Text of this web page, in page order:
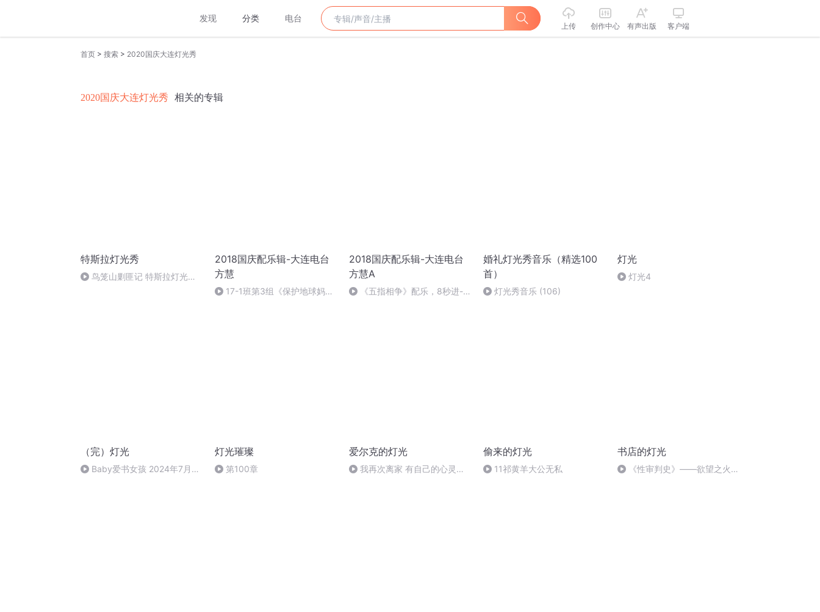
发现 分类 电台
上传 创作中心 有声出版 客户端
首页 > 搜索 > 2020国庆大连灯光秀
2020国庆大连灯光秀 相关的专辑
特斯拉灯光秀
鸟笼山剿匪记 特斯拉灯光秀
2018国庆配乐辑-大连电台
方慧
17-1班第3组《保护地球妈
2018国庆配乐辑-大连电台
方慧A
《五指相争》配乐，8秒进-
婚礼灯光秀音乐（精选100
首）
灯光秀音乐 (106)
灯光
灯光4
（完）灯光
Baby爱书女孩 2024年7月5
灯光璀璨
第100章
爱尔克的灯光
我再次离家 有自己的心灵之
偷来的灯光
11祁黄羊大公无私
书店的灯光
《性审判史》——欲望之火从